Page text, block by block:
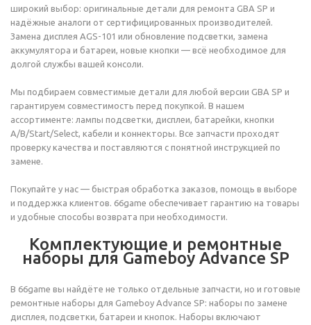
широкий выбор: оригинальные детали для ремонта GBA SP и
надёжные аналоги от сертифицированных производителей.
Замена дисплея AGS-101 или обновление подсветки, замена
аккумулятора и батареи, новые кнопки — всё необходимое для
долгой службы вашей консоли.
Мы подбираем совместимые детали для любой версии GBA SP и
гарантируем совместимость перед покупкой. В нашем
ассортименте: лампы подсветки, дисплеи, батарейки, кнопки
A/B/Start/Select, кабели и коннекторы. Все запчасти проходят
проверку качества и поставляются с понятной инструкцией по
замене.
Покупайте у нас — быстрая обработка заказов, помощь в выборе
и поддержка клиентов. 66game обеспечивает гарантию на товары
и удобные способы возврата при необходимости.
Комплектующие и ремонтные
наборы для Gameboy Advance SP
В 66game вы найдёте не только отдельные запчасти, но и готовые
ремонтные наборы для Gameboy Advance SP: наборы по замене
дисплея, подсветки, батареи и кнопок. Наборы включают